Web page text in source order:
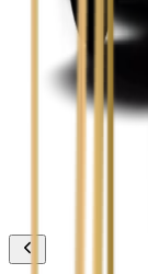
Toyota Corolla
Toyota Prius